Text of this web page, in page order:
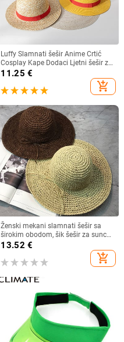
Luffy Slamnati šešir Anime Crtić
Cosplay Kape Dodaci Ljetni šešir za
sunce Suncobran Šešir za roditelje i
dijete Luffy šešir za žene Muškarci
11.25 €
add_shopping_cart
Ženski mekani slamnati šešir sa
širokim obodom, šik šešir za sunce
Sklopivi ljetni slamnati šeširi za
plažu za žene Kape za djevojčice
Ženski šeširi od rafije
13.52 €
add_shopping_cart